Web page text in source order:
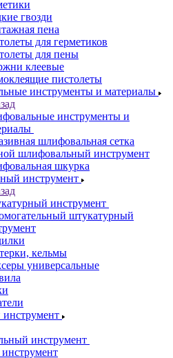
гвозди
пена
для герметиков
для пены
клеевые
пистолеты
инструменты и материалы
инструменты и
шлифовальная сетка
шлифовальный инструмент
шкурка
инструмент
инструмент
штукатурный
кельмы
универсальные
инструмент